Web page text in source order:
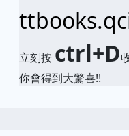
立刻按 ctrl+D
你會得到大驚喜!!